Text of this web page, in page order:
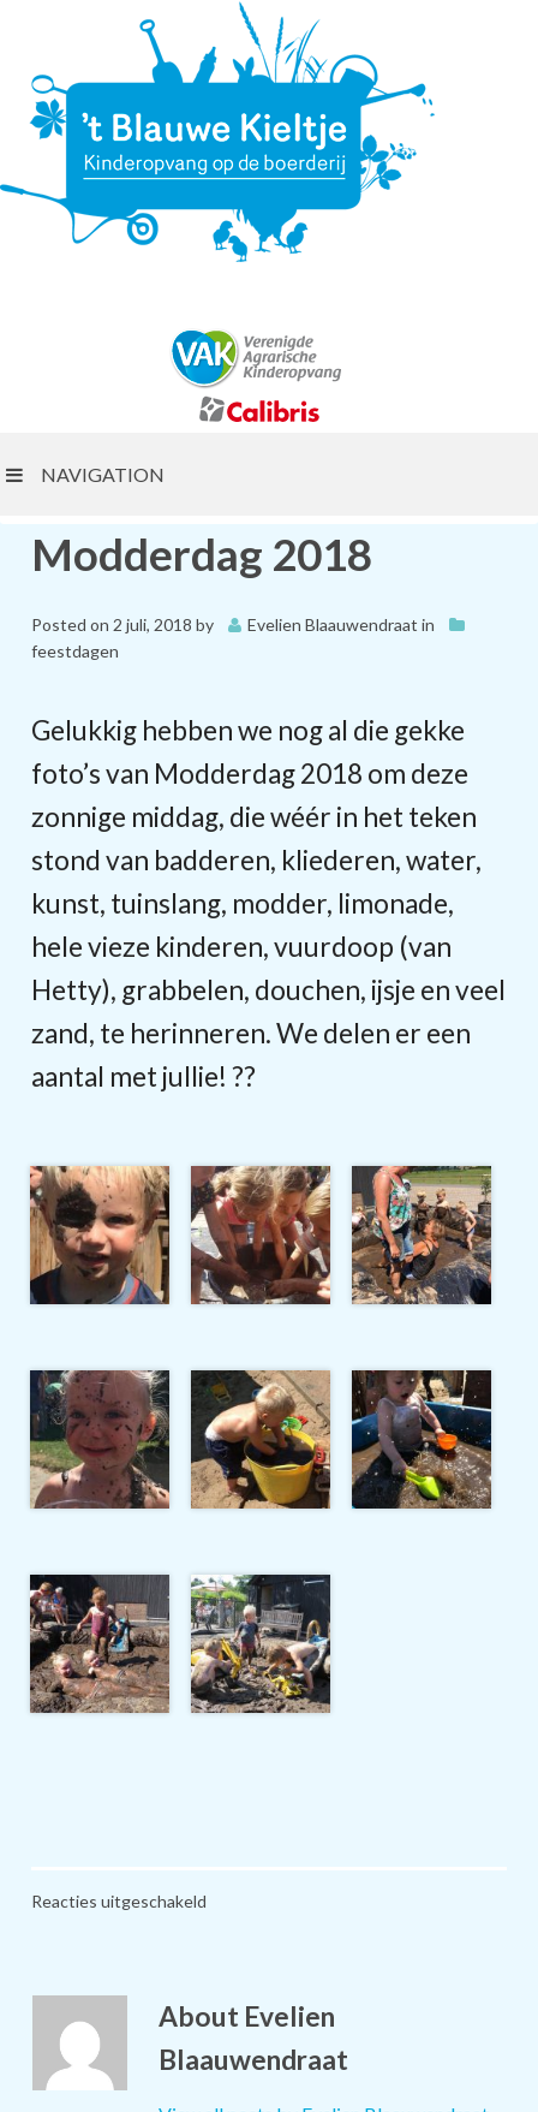
NAVIGATION
Modderdag 2018
Posted on 2 juli, 2018 by Evelien Blaauwendraat in
feestdagen
Gelukkig hebben we nog al die gekke
foto’s van Modderdag 2018 om deze
zonnige middag, die wéér in het teken
stond van badderen, kliederen, water,
kunst, tuinslang, modder, limonade,
hele vieze kinderen, vuurdoop (van
Hetty), grabbelen, douchen, ijsje en veel
zand, te herinneren. We delen er een
aantal met jullie! ??
Reacties uitgeschakeldvoor
About Evelien
Blaauwendraat